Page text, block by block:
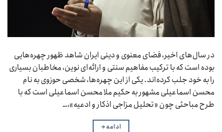
در سال‌های اخیر، فضای معنوی و دینی ایران شاهد ظهور چهره‌هایی
بوده است که با ترکیب مفاهیم سنتی و ارائه‌ای نوین، مخاطبان بسیاری
را به خود جلب کرده‌اند. یکی از این چهره‌ها، شخصی حوزوی به نام
محسن اسماعیلی مشهور به حکیم ملا محسن اسماعیلی است که با
طرح مباحثی چون «تحلیل مزاجی اذکار و ادعیه»،…
ادامه→